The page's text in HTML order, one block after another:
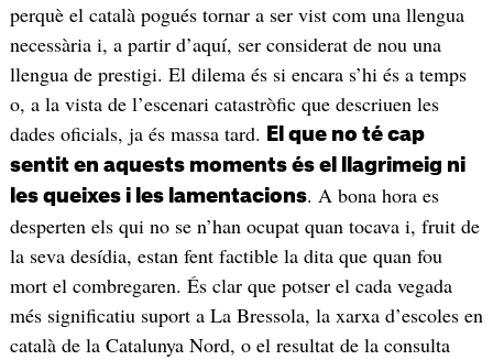
perquè el català pogués tornar a ser vist com una llengua
necessària i, a partir d’aquí, ser considerat de nou una
llengua de prestigi. El dilema és si encara s’hi és a temps
o, a la vista de l’escenari catastròfic que descriuen les
dades oficials, ja és massa tard.
El que no té cap
sentit en aquests moments és el llagrimeig ni
les queixes i les lamentacions. A bona hora es
desperten els qui no se n’han ocupat quan tocava i, fruit de
la seva desídia, estan fent factible la dita que quan fou
mort el combregaren. És clar que potser el cada vegada
més significatiu suport a La Bressola, la xarxa d’escoles en
català de la Catalunya Nord, o el resultat de la consulta